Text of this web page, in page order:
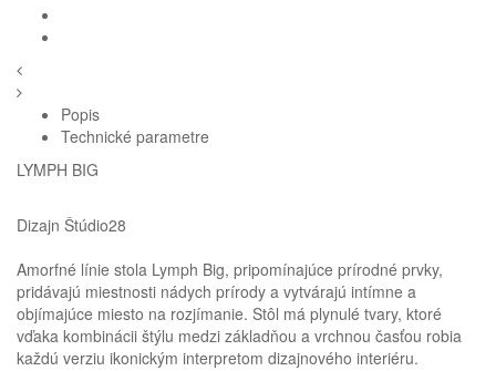
Popis
Technické parametre
LYMPH BIG
Dizajn Štúdio28
Amorfné línie stola Lymph Big, pripomínajúce prírodné prvky,
pridávajú miestnosti nádych prírody a vytvárajú intímne a
objímajúce miesto na rozjímanie. Stôl má plynulé tvary, ktoré
vďaka kombinácii štýlu medzi základňou a vrchnou časťou robia
každú verziu ikonickým interpretom dizajnového interiéru.
Homie Asistent
ODBORNÝ PORADCA